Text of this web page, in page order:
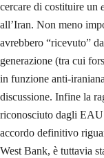
cercare di costituire un
all’Iran. Non meno
avrebbero “ricevuto”
generazione (tra cui
in funzione anti-
discussione. Infine la
riconosciuto dagli
accordo definitivo
West Bank, è tuttavia